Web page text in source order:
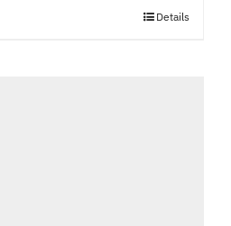
Details